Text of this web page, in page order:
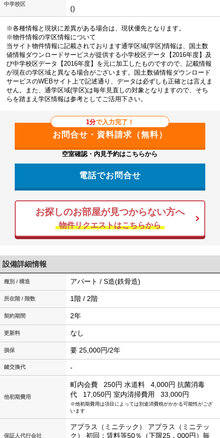
中学校区
()
※各種情報と現状に差異がある場合は、現状優先となります。
※物件情報の学区情報について
当サイト物件情報に記載されております通学区域(学区)情報は、国土数
値情報ダウンロードサービスが提供する小学校区データ【2016年度】及
び中学校区データ【2016年度】を元に加工したものですので、記載情報
が現在の学区域と異なる場合がございます。国土数値情報ダウンロード
サービスのWEBサイト上で記述通り、データは必ずしも正確とは言えま
せん。また、通学区域(学区)は毎年見直しの対象となりますので、そち
らを踏まえ学区情報は参考としてご活用下さい。
1分で入力完了！
空室確認・内見予約はこちらから
電話でお問合せ
お探しのお部屋が見つからない方へ
物件リクエストはこちらから
設備詳細情報
種別 / 構造 アパート / S造(鉄骨造)
所在階 / 階数 1階 / 2階
契約期間 2年
更新料 なし
損保 要 25,000円/2年
鍵交換代 -
他初期費用
町内会費 250円 水道料 4,000円 抗菌消毒
代
17,050円 室内清掃費用 33,000円
※他初期費用は項目によっては別途消費税がかかる可能性がござ
います
保証人代行会社
アプラス（ミニテック） アプラス（ミニテッ
ク） 初回：賃料等50％（下限25，000円）毎